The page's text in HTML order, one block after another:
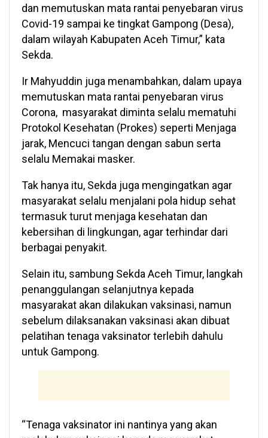
dan memutuskan mata rantai penyebaran virus
Covid-19 sampai ke tingkat Gampong (Desa),
dalam wilayah Kabupaten Aceh Timur,” kata
Sekda.
Ir Mahyuddin juga menambahkan, dalam upaya
memutuskan mata rantai penyebaran virus
Corona, masyarakat diminta selalu mematuhi
Protokol Kesehatan (Prokes) seperti Menjaga
jarak, Mencuci tangan dengan sabun serta
selalu Memakai masker.
Tak hanya itu, Sekda juga mengingatkan agar
masyarakat selalu menjalani pola hidup sehat
termasuk turut menjaga kesehatan dan
kebersihan di lingkungan, agar terhindar dari
berbagai penyakit.
Selain itu, sambung Sekda Aceh Timur, langkah
penanggulangan selanjutnya kepada
masyarakat akan dilakukan vaksinasi, namun
sebelum dilaksanakan vaksinasi akan dibuat
pelatihan tenaga vaksinator terlebih dahulu
untuk Gampong.
“Tenaga vaksinator ini nantinya yang akan